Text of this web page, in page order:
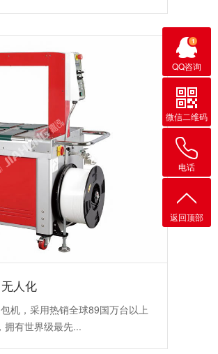
人化
机，采用热销全球89国万台以上
拥有世界级最先...
QQ咨询
微信二维码
电话
返回顶部